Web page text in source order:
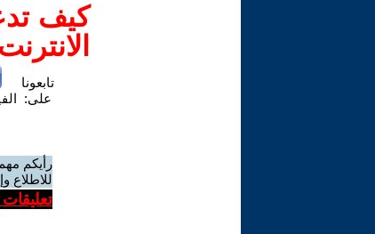
كيف
تابعونا
على:
رأيكم
للاطلاع